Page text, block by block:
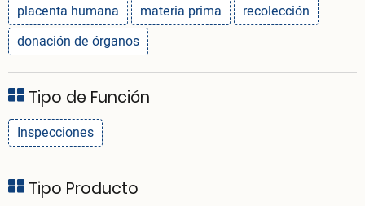
placenta humana materia prima
recolección
donación de órganos
Tipo de Función
Inspecciones
Tipo Producto